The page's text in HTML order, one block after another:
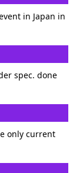
in Japan in
spec. done
only current